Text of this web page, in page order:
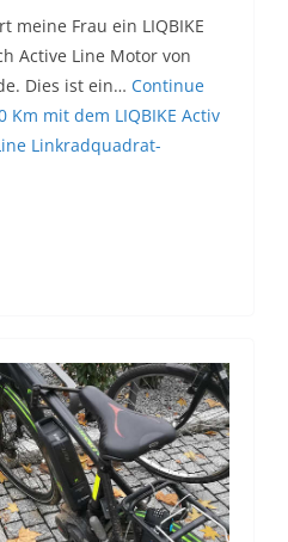
meine Frau ein LIQBIKE
Active Line Motor von
Dies ist ein… Continue
Km mit dem LIQBIKE Activ
Linkradquadrat-